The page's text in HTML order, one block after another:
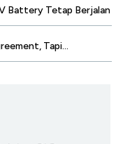
Battery Tetap Berjalan
Tapi...